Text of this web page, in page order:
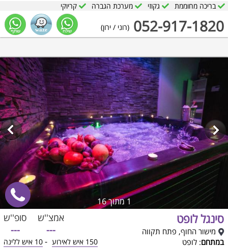
052-917-1820 (רוני / ירון)
בריכה מחוממת גקוזי מערכת הגברה קריוקי
1מתוך 16
150 איש לאירוע - 10 איש ללינה
סינגל לופט
מישור החוף, פתח תקווה
במתחם: לופט
אמצ''ש
---
סופ''ש
---